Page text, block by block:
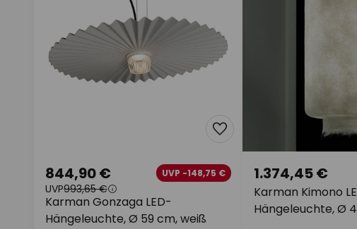
Karman Gonzaga LED-
Hängeleuchte, Ø 59 cm, weiß
844,90 € UVP -148,75 €
UVP993,65 €
Karman Kimono
Hängeleuchte, Ø
1.374,45 €